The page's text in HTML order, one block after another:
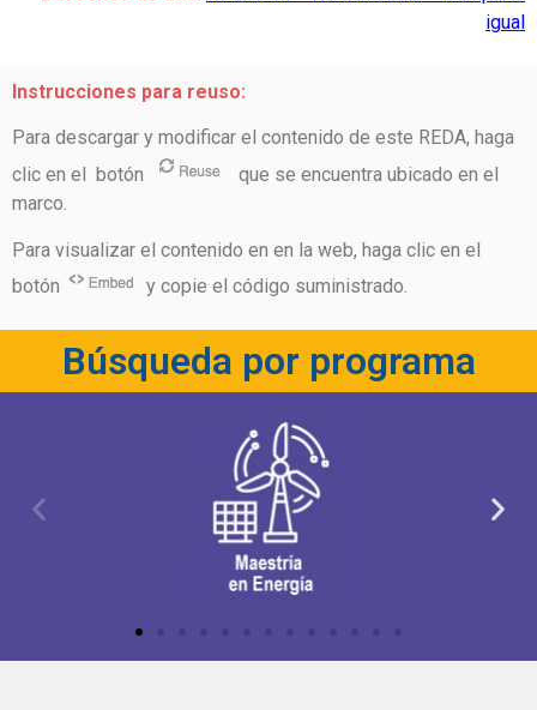
igual
Instrucciones para reuso:
Para descargar y modificar el contenido de este REDA, haga
clic en el botón
que se encuentra ubicado en el
marco.
Para visualizar el contenido en en la web, haga clic en el
botón
y copie el código suministrado.
Búsqueda por programa